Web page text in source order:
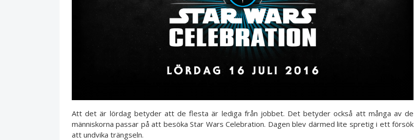
Att det är lördag betyder att de flesta är lediga från jobbet. Det betyder också att många av de
människorna passar på att besöka Star Wars Celebration. Dagen blev därmed lite spretig i ett försök
att undvika trängseln.